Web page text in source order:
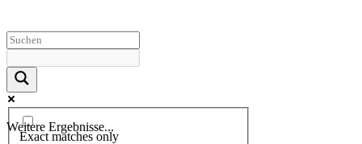
Weitere Ergebnisse...
Exact matches only